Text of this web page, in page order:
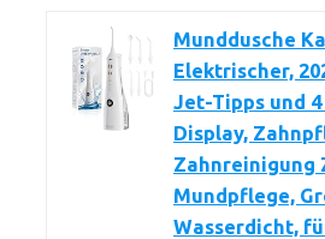
Munddusche
Elektrischer,
Jet-Tipps und
Display,
Zahnreinigung
Mundpflege,
Wasserdicht,